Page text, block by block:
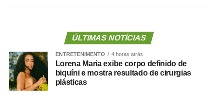
Para o empresário, a alteração não representa apenas
uma mudança na composição eleitoral, mas uma quebra
de compromisso.
“Não se trata apenas de uma mudança de candidatura.
Trata-se da forma como a política é conduzida.”
ÚLTIMAS NOTÍCIAS
ENTRETENIMENTO 4 horas atrás
Lorena Maria exibe corpo definido de
biquíni e mostra resultado de cirurgias
plásticas